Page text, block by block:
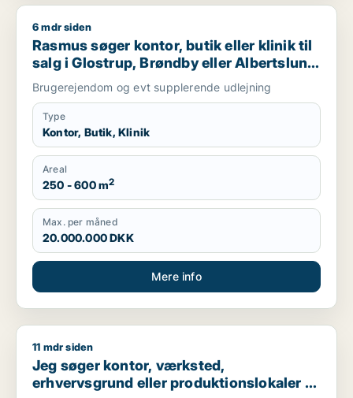
Rasmus søger kontor, butik eller klinik til salg i Glostrup,
6 mdr siden
Rasmus søger kontor, butik eller klinik til
salg i Glostrup, Brøndby eller Albertslund
m.fl.
Brugerejendom og evt supplerende udlejning
Type
Kontor, Butik, Klinik
Areal
250 - 600 m2
Max. per måned
20.000.000 DKK
Mere info
Jeg søger kontor, værksted, erhvervsgrund eller
11 mdr siden
Jeg søger kontor, værksted,
erhvervsgrund eller produktionslokaler til